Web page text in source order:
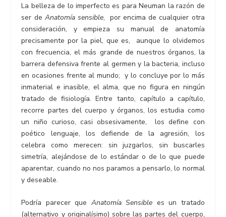
La belleza de lo imperfecto es para Neuman la razón de
ser de Anatomía sensible, por encima de cualquier otra
consideración, y empieza su manual de anatomía
precisamente por la piel, que es, aunque lo olvidemos
con frecuencia, el más grande de nuestros órganos, la
barrera defensiva frente al germen y la bacteria, incluso
en ocasiones frente al mundo; y lo concluye por lo más
inmaterial e inasible, el alma, que no figura en ningún
tratado de fisiología. Entre tanto, capítulo a capítulo,
recorre partes del cuerpo y órganos, los estudia como
un niño curioso, casi obsesivamente, los define con
poético lenguaje, los defiende de la agresión, los
celebra como merecen: sin juzgarlos, sin buscarles
simetría, alejándose de lo estándar o de lo que puede
aparentar, cuando no nos paramos a pensarlo, lo normal
y deseable.
Podría parecer que Anatomía Sensible es un tratado
(alternativo y originalísimo) sobre las partes del cuerpo,